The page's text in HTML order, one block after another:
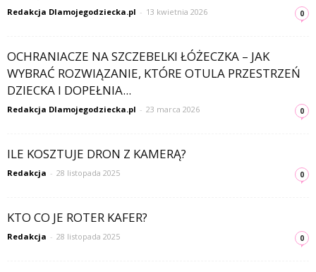
Redakcja Dlamojegodziecka.pl - 13 kwietnia 2026 0
OCHRANIACZE NA SZCZEBELKI ŁÓŻECZKA – JAK
WYBRAĆ ROZWIĄZANIE, KTÓRE OTULA PRZESTRZEŃ
DZIECKA I DOPEŁNIA...
Redakcja Dlamojegodziecka.pl - 23 marca 2026 0
ILE KOSZTUJE DRON Z KAMERĄ?
Redakcja - 28 listopada 2025 0
KTO CO JE ROTER KAFER?
Redakcja - 28 listopada 2025 0